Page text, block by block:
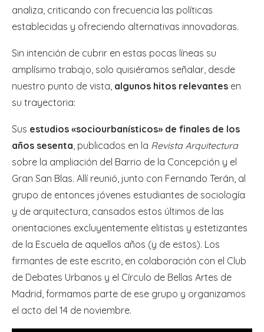
analiza, criticando con frecuencia las políticas
establecidas y ofreciendo alternativas innovadoras.
Sin intención de cubrir en estas pocas líneas su
amplísimo trabajo, solo quisiéramos señalar, desde
nuestro punto de vista, algunos hitos relevantes en
su trayectoria:
Sus estudios «sociourbanísticos» de finales de los
años sesenta , publicados en la Revista Arquitectura
sobre la ampliación del Barrio de la Concepción y el
Gran San Blas. Allí reunió, junto con Fernando Terán, al
grupo de entonces jóvenes estudiantes de sociología
y de arquitectura, cansados estos últimos de las
orientaciones excluyentemente elitistas y estetizantes
de la Escuela de aquellos años (y de estos). Los
firmantes de este escrito, en colaboración con el Club
de Debates Urbanos y el Círculo de Bellas Artes de
Madrid, formamos parte de ese grupo y organizamos
el acto del 14 de noviembre.